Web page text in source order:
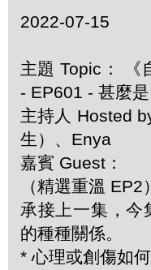
2022-07-15
主題 Topic： 《
- EP601 - 甚麼是
主持人 Hosted
生）、Enya
嘉賓 Guest：
（精選重溫 EP2）
承接上一集，今
的種種關係。
* 心理或創傷如